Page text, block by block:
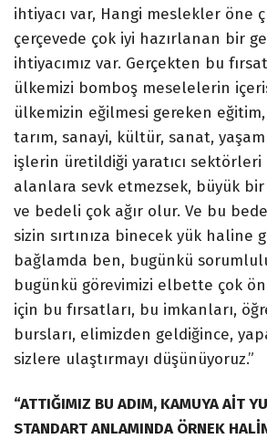
ihtiyacı var, Hangi meslekler öne
çerçevede çok iyi hazırlanan bir
ihtiyacımız var. Gerçekten bu
ülkemizi bomboş meselelerin
ülkemizin eğilmesi gereken
tarım, sanayi, kültür, sanat,
işlerin üretildiği yaratıcı
alanlara sevk etmezsek, büyük bir
ve bedeli çok ağır olur. Ve bu
sizin sırtınıza binecek yük haline
bağlamda ben, bugünkü
bugünkü görevimizi elbette çok
için bu fırsatları, bu imkanları,
bursları, elimizden geldiğince,
sizlere ulaştırmayı düşünüyoruz.”
“ATTIĞIMIZ BU ADIM, KAMUYA AİT
STANDART ANLAMINDA ÖRNEK